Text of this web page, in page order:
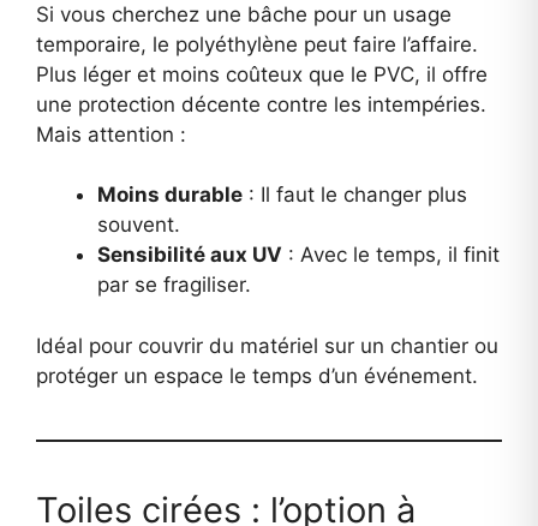
Si vous cherchez une bâche pour un usage
temporaire, le polyéthylène peut faire l’affaire.
Plus léger et moins coûteux que le PVC, il offre
une protection décente contre les intempéries.
Mais attention :
Moins durable : Il faut le changer plus
souvent.
Sensibilité aux UV : Avec le temps, il finit
par se fragiliser.
Idéal pour couvrir du matériel sur un chantier ou
protéger un espace le temps d’un événement.
Toiles cirées : l’option à